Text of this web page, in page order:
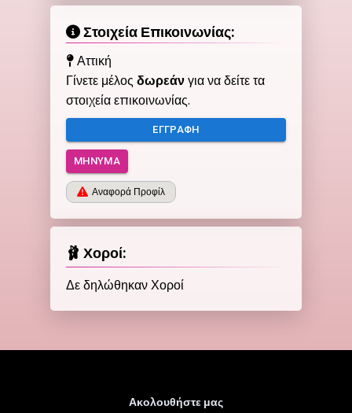
Στοιχεία Επικοινωνίας:
Αττική
Γίνετε μέλοςδωρεάνγια να δείτε τα
στοιχεία επικοινωνίας.
ΕΓΓΡΑΦΉ
ΜΉΝΥΜΑ
Αναφορά Προφίλ
🩰 Χοροί:
Δε δηλώθηκαν Χοροί
Ακολουθήστε μας